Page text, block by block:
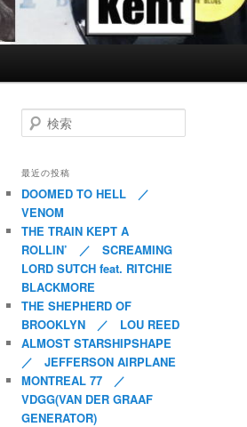
検索
最近の投稿
DOOMED TO HELL ／
VENOM
THE TRAIN KEPT A
ROLLIN’ ／ SCREAMING
LORD SUTCH feat. RITCHIE
BLACKMORE
THE SHEPHERD OF
BROOKLYN ／ LOU REED
ALMOST STARSHIPSHAPE
／ JEFFERSON AIRPLANE
MONTREAL 77 ／
VDGG(VAN DER GRAAF
GENERATOR)